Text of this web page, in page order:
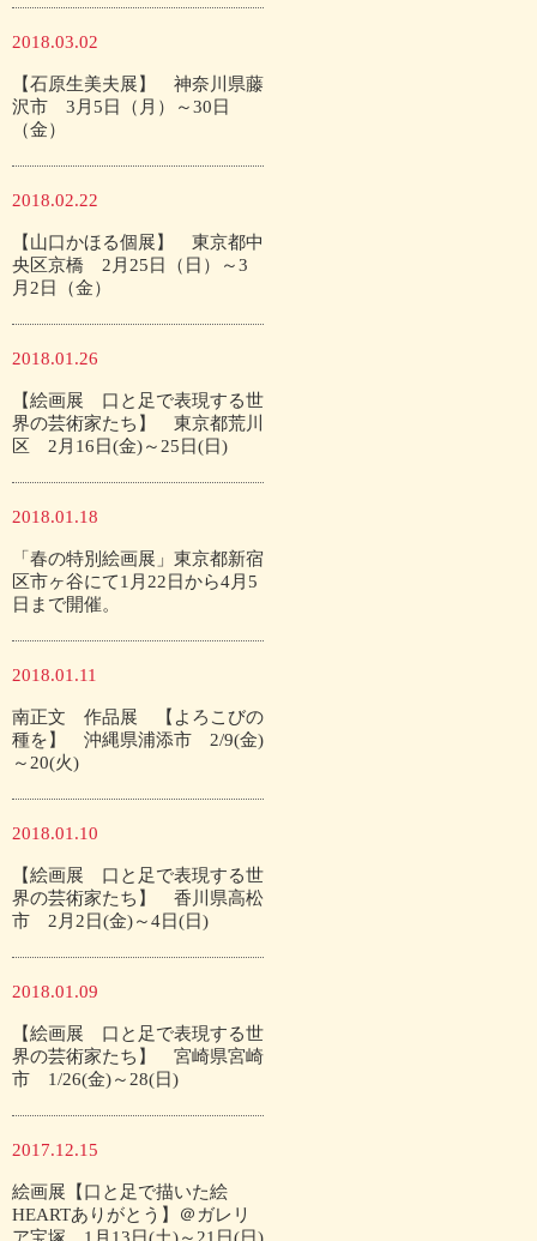
2018.03.02
【石原生美夫展】 神奈川県藤
沢市 3月5日（月）～30日
（金）
2018.02.22
【山口かほる個展】 東京都中
央区京橋 2月25日（日）～3
月2日（金）
2018.01.26
【絵画展 口と足で表現する世
界の芸術家たち】 東京都荒川
区 2月16日(金)～25日(日)
2018.01.18
「春の特別絵画展」東京都新宿
区市ヶ谷にて1月22日から4月5
日まで開催。
2018.01.11
南正文 作品展 【よろこびの
種を】 沖縄県浦添市 2/9(金)
～20(火)
2018.01.10
【絵画展 口と足で表現する世
界の芸術家たち】 香川県高松
市 2月2日(金)～4日(日)
2018.01.09
【絵画展 口と足で表現する世
界の芸術家たち】 宮崎県宮崎
市 1/26(金)～28(日)
2017.12.15
絵画展【口と足で描いた絵
HEARTありがとう】＠ガレリ